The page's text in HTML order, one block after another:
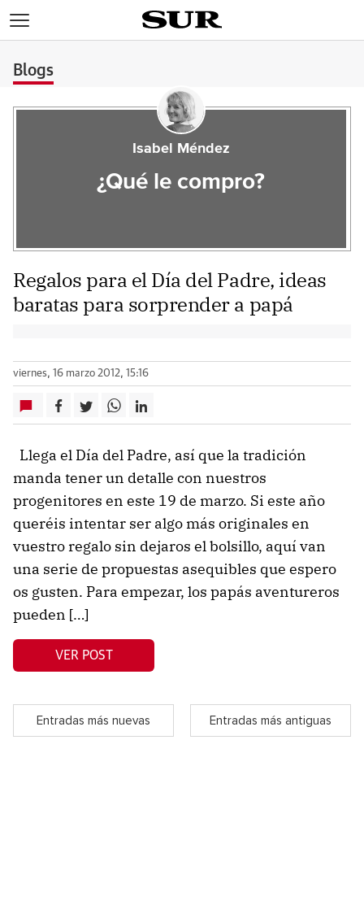
Blogs
Isabel Méndez
¿Qué le compro?
Regalos para el Día del Padre, ideas
baratas para sorprender a papá
viernes, 16 marzo 2012, 15:16
Llega el Día del Padre, así que la tradición
manda tener un detalle con nuestros
progenitores en este 19 de marzo. Si este año
queréis intentar ser algo más originales en
vuestro regalo sin dejaros el bolsillo, aquí van
una serie de propuestas asequibles que espero
os gusten. Para empezar, los papás aventureros
pueden […]
VER POST
Entradas más nuevas Entradas más antiguas